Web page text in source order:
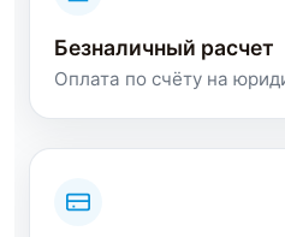
Безналичный расчет
Оплата по счёту на